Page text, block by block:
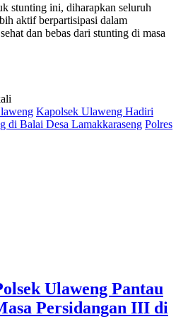
stunting ini, diharapkan seluruh
aktif berpartisipasi dalam
dan bebas dari stunting di masa
Kapolsek Ulaweng Hadiri
di Balai Desa Lamakkaraseng Polres
Ulaweng Pantau
Persidangan III di